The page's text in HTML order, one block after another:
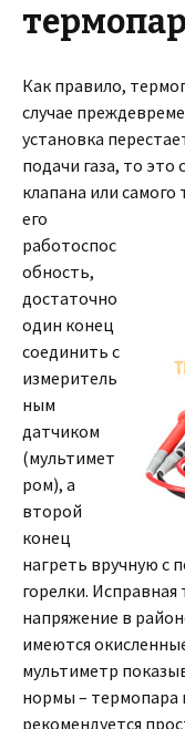
Как правило,
случае
установка
подачи газа, то
клапана или
его
работоспос
обность,
достаточно
один конец
соединить с
измеритель
ным
датчиком
(мультимет
ром), а
второй
конец
нагреть вручную с
горелки.
напряжение в
имеются
мультиметр
нормы – термопара
рекомендуется